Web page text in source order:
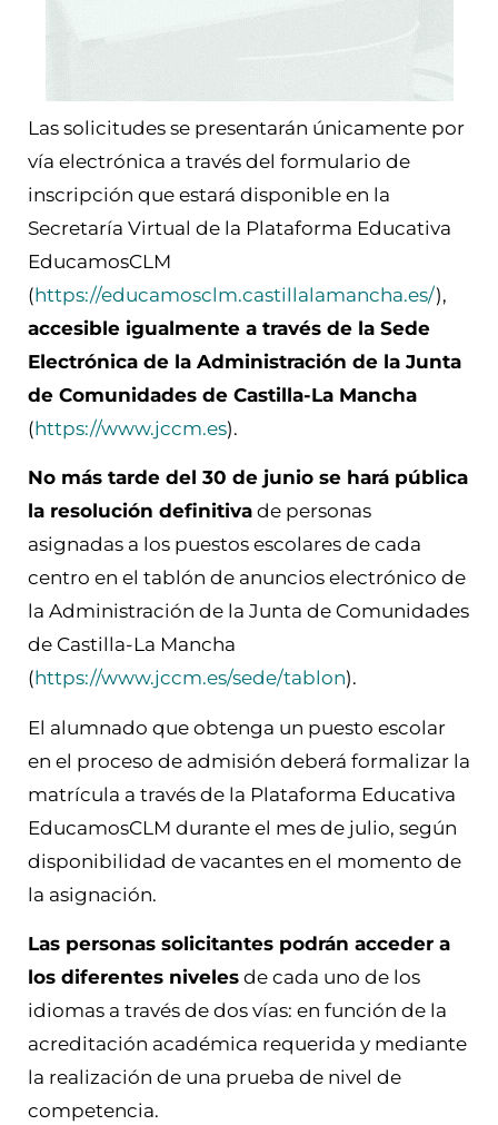
Las solicitudes se presentarán únicamente por
vía electrónica a través del formulario de
inscripción que estará disponible en la
Secretaría Virtual de la Plataforma Educativa
EducamosCLM
(https://educamosclm.castillalamancha.es/),
accesible igualmente a través de la Sede
Electrónica de la Administración de la Junta
de Comunidades de Castilla-La Mancha
(https://www.jccm.es).
No más tarde del 30 de junio se hará pública
la resolución definitiva de personas
asignadas a los puestos escolares de cada
centro en el tablón de anuncios electrónico de
la Administración de la Junta de Comunidades
de Castilla-La Mancha
(https://www.jccm.es/sede/tablon).
El alumnado que obtenga un puesto escolar
en el proceso de admisión deberá formalizar la
matrícula a través de la Plataforma Educativa
EducamosCLM durante el mes de julio, según
disponibilidad de vacantes en el momento de
la asignación.
Las personas solicitantes podrán acceder a
los diferentes niveles de cada uno de los
idiomas a través de dos vías: en función de la
acreditación académica requerida y mediante
la realización de una prueba de nivel de
competencia.